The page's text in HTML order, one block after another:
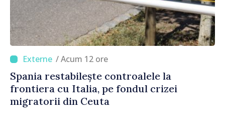
/ Acum 12 ore
Spania restabilește controalele la
frontiera cu Italia, pe fondul crizei
migratorii din Ceuta